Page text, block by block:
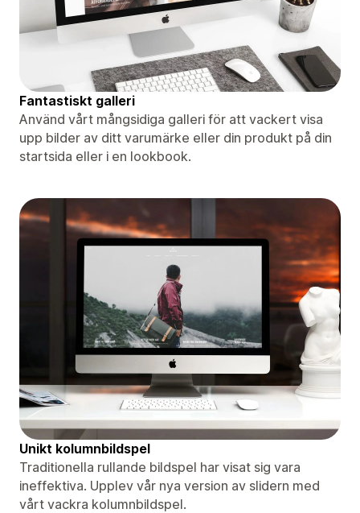
Fantastiskt galleri
Använd vårt mångsidiga galleri för att vackert visa
upp bilder av ditt varumärke eller din produkt på din
startsida eller i en lookbook.
Unikt kolumnbildspel
Traditionella rullande bildspel har visat sig vara
ineffektiva. Upplev vår nya version av slidern med
vårt vackra kolumnbildspel.